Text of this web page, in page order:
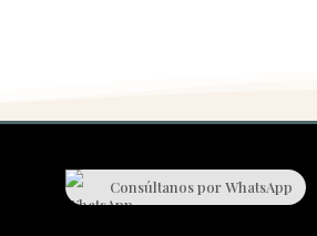
Consúltanos por WhatsApp